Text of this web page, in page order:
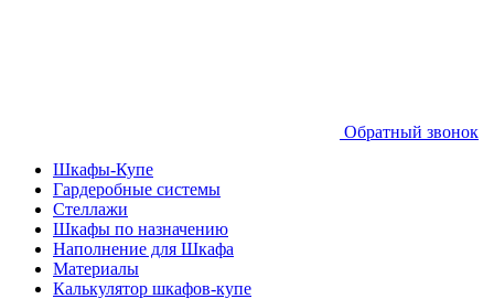
Обратный звонок
Шкафы-Купе
Гардеробные системы
Стеллажи
Шкафы по назначению
Наполнение для Шкафа
Материалы
Калькулятор шкафов-купе